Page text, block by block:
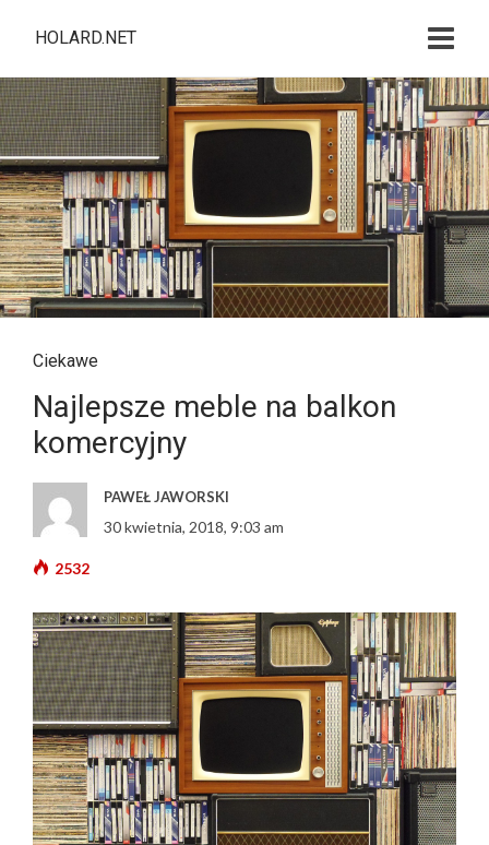
HOLARD.NET
Ciekawe
Najlepsze meble na balkon
komercyjny
PAWEŁ JAWORSKI
30 kwietnia, 2018, 9:03 am
2532